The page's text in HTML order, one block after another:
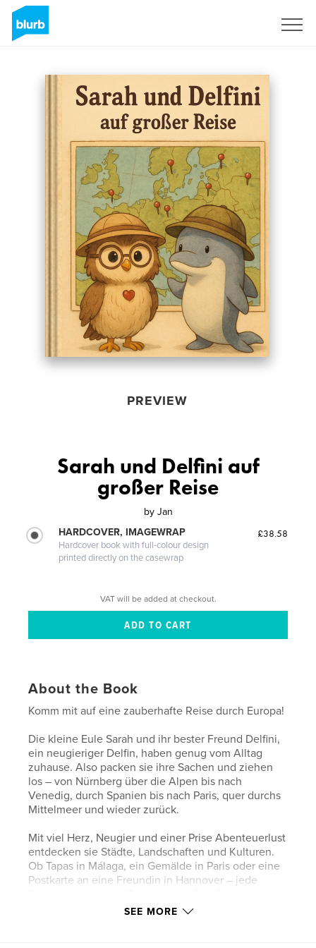
PREVIEW
Sarah und Delfini auf
großer Reise
by Jan
HARDCOVER, IMAGEWRAP
Hardcover book with full-colour design
printed directly on the casewrap
£38.58
VAT will be added at checkout.
About the Book
Komm mit auf eine zauberhafte Reise durch Europa!
Die kleine Eule Sarah und ihr bester Freund Delfini,
ein neugieriger Delfin, haben genug vom Alltag
zuhause. Also packen sie ihre Sachen und ziehen
los – von Nürnberg über die Alpen bis nach
Venedig, durch Spanien bis nach Paris, quer durchs
Mittelmeer und wieder zurück.
Mit viel Herz, Neugier und einer Prise Abenteuerlust
entdecken sie Städte, Landschaften und Kulturen.
Ob Tapas in Málaga, ein Gemälde in Paris oder eine
Postkarte an eine Freundin in Hannover – jede
liebevolle Momente.SEE MORE